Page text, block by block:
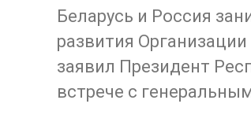
Беларусь и Россия
развития
заявил Президент
встрече с